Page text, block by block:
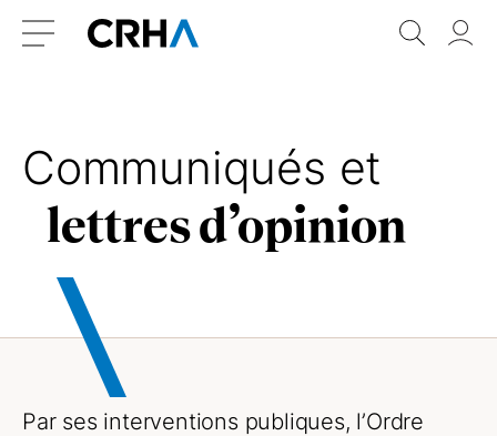
Retour
Communiqués et
lettres d’opinion
Par ses interventions publiques, l’Ordre